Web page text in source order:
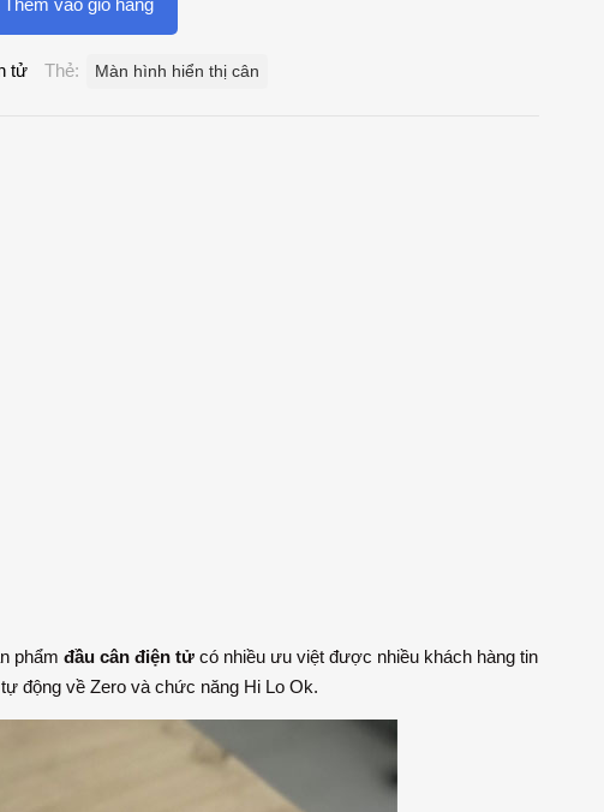
Thêm vào giỏ hàng
tử Thẻ: Màn hình hiển thị cân
phẩm đầu cân điện tửcó nhiều ưu việt được nhiều khách hàng tin
động về Zero và chức năng Hi Lo Ok.